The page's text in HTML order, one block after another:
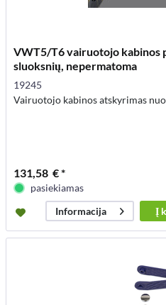
VWT5/T6 vairuotojo kabinos
sluoksnių, nepermatoma
19245
Vairuotojo kabinos atskyrimas
131,58 € *
pasiekiamas
Informacija
Į